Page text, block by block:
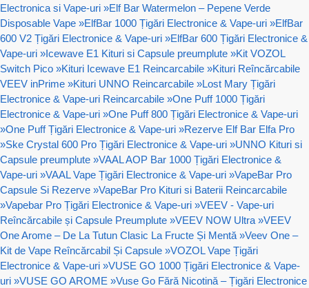
Electronica si Vape-uri »Elf Bar Watermelon – Pepene Verde
Disposable Vape »ElfBar 1000 Țigări Electronice & Vape-uri »ElfBar
600 V2 Țigări Electronice & Vape-uri »ElfBar 600 Țigări Electronice &
Vape-uri »Icewave E1 Kituri si Capsule preumplute »Kit VOZOL
Switch Pico »Kituri Icewave E1 Reincarcabile »Kituri Reîncărcabile
VEEV inPrime »Kituri UNNO Reincarcabile »Lost Mary Țigări
Electronice & Vape-uri Reincarcabile »One Puff 1000 Țigări
Electronice & Vape-uri »One Puff 800 Țigări Electronice & Vape-uri
»One Puff Țigări Electronice & Vape-uri »Rezerve Elf Bar Elfa Pro
»Ske Crystal 600 Pro Țigări Electronice & Vape-uri »UNNO Kituri si
Capsule preumplute »VAAL AOP Bar 1000 Țigări Electronice &
Vape-uri »VAAL Vape Țigări Electronice & Vape-uri »VapeBar Pro
Capsule Si Rezerve »VapeBar Pro Kituri si Baterii Reincarcabile
»Vapebar Pro Țigări Electronice & Vape-uri »VEEV - Vape-uri
Reîncărcabile și Capsule Preumplute »VEEV NOW Ultra »VEEV
One Arome – De La Tutun Clasic La Fructe Și Mentă »Veev One –
Kit de Vape Reîncărcabil Și Capsule »VOZOL Vape Țigări
Electronice & Vape-uri »VUSE GO 1000 Țigări Electronice & Vape-
uri »VUSE GO AROME »Vuse Go Fără Nicotină – Țigări Electronice